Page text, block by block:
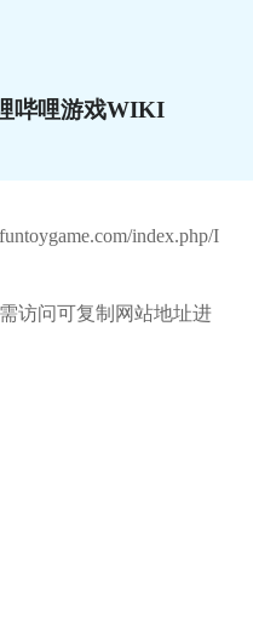
哔哩游戏WIKI
index.php/I
访问可复制网站地址进